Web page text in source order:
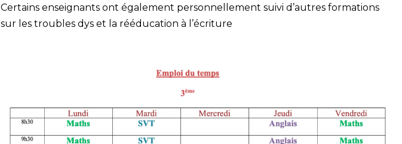
Certains enseignants ont également personnellement suivi d’autres formations
sur les troubles dys et la rééducation à l’écriture